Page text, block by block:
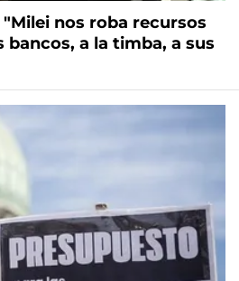
nos roba recursos
bancos, a la timba, a sus